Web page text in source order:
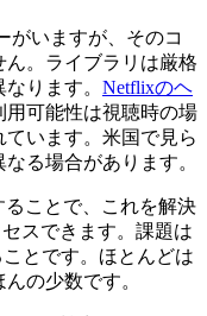
がいますが、そのコ
。ライブラリは厳格
ります。 Netflixのヘ
用可能性は視聴時の場
います。米国で見ら
る場合があります。
ことで、これを解決
スできます。課題は
とです。ほとんどは
の少数です。